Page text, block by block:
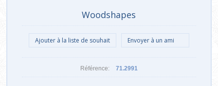
Woodshapes
Référence: 71.2991